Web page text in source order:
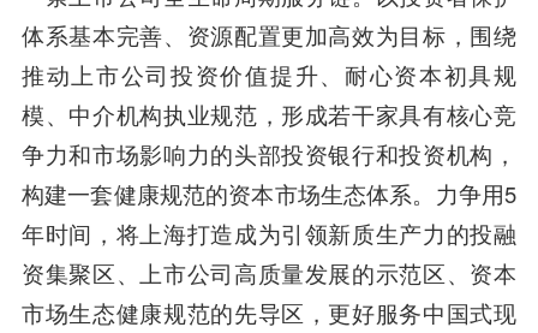
体系基本完善、资源配置更加高效为目标，围绕
推动上市公司投资价值提升、耐心资本初具规
模、中介机构执业规范，形成若干家具有核心竞
争力和市场影响力的头部投资银行和投资机构，
构建一套健康规范的资本市场生态体系。力争用5
年时间，将上海打造成为引领新质生产力的投融
资集聚区、上市公司高质量发展的示范区、资本
市场生态健康规范的先导区，更好服务中国式现